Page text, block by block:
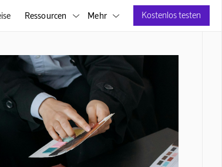
Ressourcen  Mehr  Kostenlos testen